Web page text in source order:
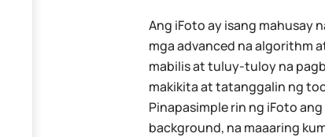
Ang iFoto ay isang mahusay
mga advanced na algorithm
mabilis at tuluy-tuloy na
makikita at tatanggalin ng
Pinapasimple rin ng iFoto
background, na maaaring